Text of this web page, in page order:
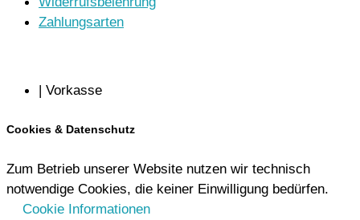
Zahlungsarten
| Vorkasse
Cookies & Datenschutz
Zum Betrieb unserer Website nutzen wir technisch
notwendige Cookies, die keiner Einwilligung bedürfen.
Cookie Informationen